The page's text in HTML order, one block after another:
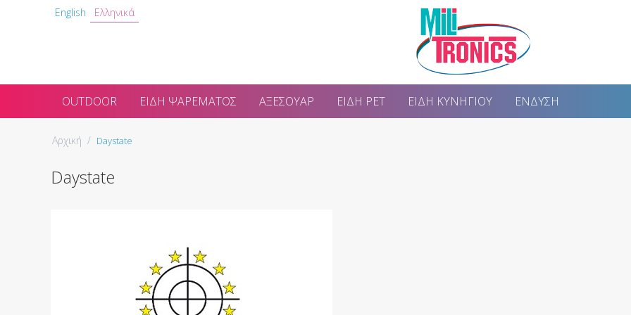
English Ελληνικά
OUTDOOR ΕΊΔΗ ΨΑΡΈΜΑΤΟΣ ΑΞΕΣΟΥΆΡ ΕΊΔΗ PET ΕΊΔΗ ΚΥΝΗΓΊΟΥ ΈΝΔΥΣΗ
Αρχική / Daystate
Daystate